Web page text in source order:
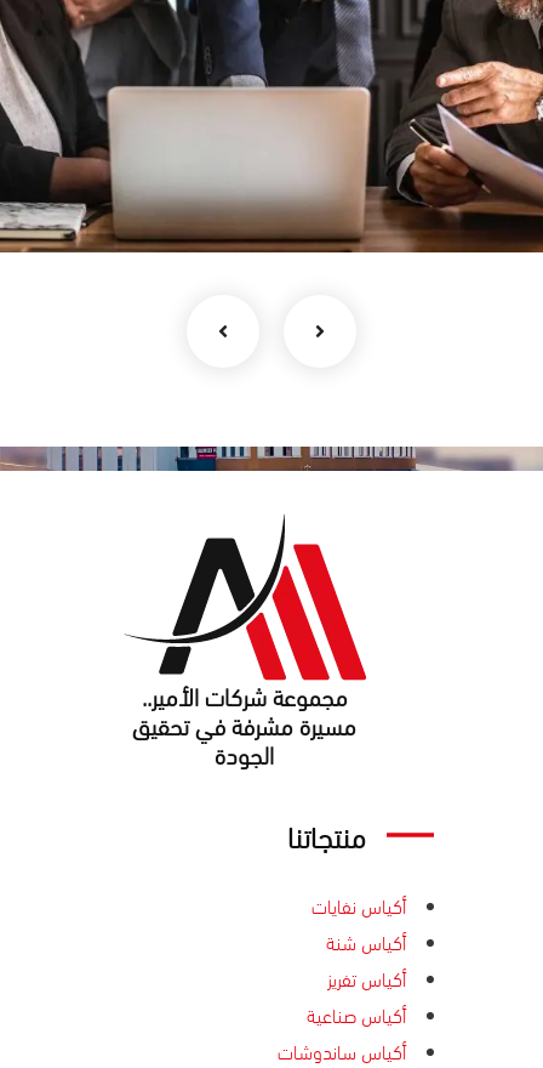
Finance Strategy
Facilitation
مجموعة شركات الأمير..
ﻣﺴﻴﺮة ﻣﺸﺮﻓﺔ ﻓﻲ ﺗﺤﻘﻴﻖ
اﻟﺠﻮدة
منتجاتنا
أكياس نفايات
أكياس شنة
أكياس تفريز
أكياس صناعية
أكياس ساندوشات